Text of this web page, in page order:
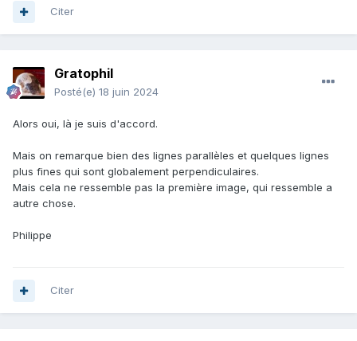
Citer
Gratophil
Posté(e) 18 juin 2024
Alors oui, là je suis d'accord.
Mais on remarque bien des lignes parallèles et quelques lignes
plus fines qui sont globalement perpendiculaires.
Mais cela ne ressemble pas la première image, qui ressemble a
autre chose.
Philippe
Citer